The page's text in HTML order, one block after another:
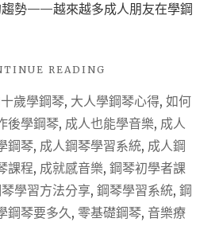
趨勢——越來越多成人朋友在學鋼
READING
學
鋼
成
人
學
琴
歲學鋼琴, 大人學鋼琴心得, 如何
後學鋼琴, 成人也能學音樂, 成人
鋼琴, 成人鋼琴學習系統, 成人鋼
課程, 成就感音樂, 鋼琴初學者課
學習方法分享, 鋼琴學習系統, 鋼
鋼琴要多久 , 零基礎鋼琴, 音樂療